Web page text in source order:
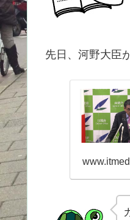
先日、河野大臣